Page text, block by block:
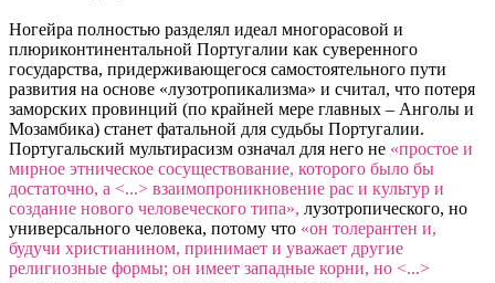
Ногейра полностью разделял идеал многорасовой и
плюриконтинентальной Португалии как суверенного
государства, придерживающегося самостоятельного пути
развития на основе «лузотропикализма» и считал, что потеря
заморских провинций (по крайней мере главных – Анголы и
Мозамбика) станет фатальной для судьбы Португалии.
Португальский мультирасизм означал для него не «простое и
мирное этническое сосуществование, которого было бы
достаточно, а <...> взаимопроникновение рас и культур и
создание нового человеческого типа», лузотропического, но
универсального человека, потому что «он толерантен и,
будучи христианином, принимает и уважает другие
религиозные формы; он имеет западные корни, но <...>